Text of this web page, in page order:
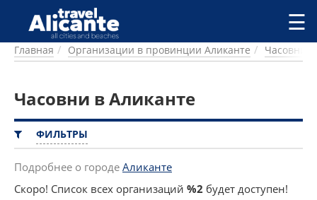
Перейти к основному содержанию
ГОРОДА
ПИТАНИЕ
ПЛЯЖИ
ДОСТОПРИМЕЧАТЕЛЬНОСТИ
КЕМПИНГ
КОМАРКИ (РАЙОНЫ)
☰
Главная Организации в провинции Аликанте Часовни
Часовни в Аликанте
ФИЛЬТРЫ
Подробнее о городе Аликанте
Скоро! Список всех организаций %2 будет доступен!